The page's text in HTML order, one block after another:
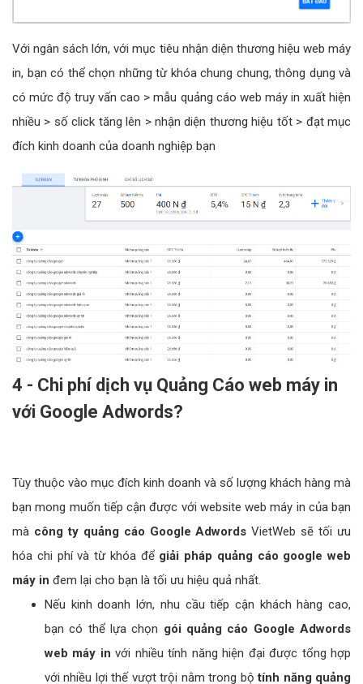
Với ngân sách lớn, với mục tiêu nhận diện thương hiệu web máy
in, bạn có thể chọn những từ khóa chung chung, thông dụng và
có mức độ truy vấn cao > mẫu quảng cáo web máy in xuất hiện
nhiều > số click tăng lên > nhận diện thương hiệu tốt > đạt mục
đích kinh doanh của doanh nghiệp bạn
4 - Chi phí dịch vụ Quảng Cáo web máy in
với Google Adwords?
Tùy thuộc vào mục đích kinh doanh và số lượng khách hàng mà
bạn mong muốn tiếp cận được với website web máy in của bạn
mà công ty quảng cáo Google Adwords VietWeb sẽ tối ưu
hóa chi phí và từ khóa để giải pháp quảng cáo google web
máy in đem lại cho bạn là tối ưu hiệu quả nhất.
Nếu kinh doanh lớn, nhu cầu tiếp cận khách hàng cao,
bạn có thể lựa chọn gói quảng cáo Google Adwords
web máy in với nhiều tính năng hiện đại được tổng hợp
với nhiều lợi thế vượt trội nằm trong bộtính năng quảng